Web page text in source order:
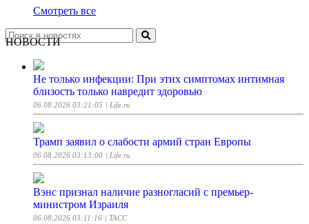
Смотреть все
НОВОСТИ
Не только инфекции: При этих симптомах интимная
близость только навредит здоровью
06.08.2026 03:21:05 | Life.ru
Трамп заявил о слабости армий стран Европы
06.08.2026 03:13:00 | Life.ru
Вэнс признал наличие разногласий с премьер-
министром Израиля
06.08.2026 03:11:16 | ТАСС